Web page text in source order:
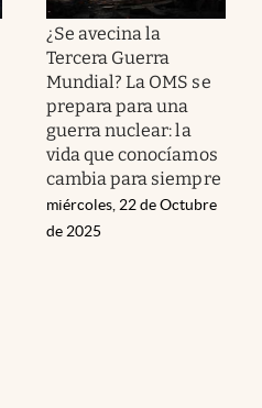
¿Se avecina la
Tercera Guerra
Mundial? La OMS se
prepara para una
guerra nuclear: la
vida que conocíamos
cambia para siempre
miércoles, 22 de Octubre
de 2025